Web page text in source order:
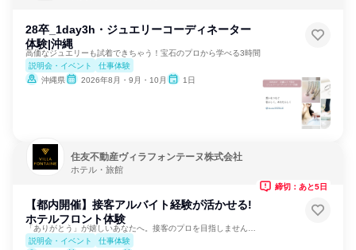
28卒_1day3h・ジュエリーコーディネーター
体験|沖縄
高価なジュエリーも試着できちゃう！宝石のプロから学べる3時間
説明会・イベント
仕事体験
沖縄県
2026年8月・9月・10月 1日
住友不動産ヴィラフォンテーヌ株式会社
ホテル・旅館
【都内開催】接客アルバイト経験が活かせる!
ホテルフロント体験
説明会・イベント
仕事体験
締切：あと5日